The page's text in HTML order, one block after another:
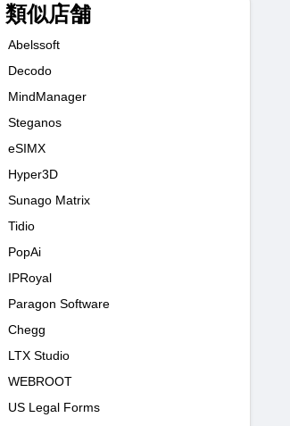
類似店舗
Abelssoft
Decodo
MindManager
Steganos
eSIMX
Hyper3D
Sunago Matrix
Tidio
PopAi
IPRoyal
Paragon Software
Chegg
LTX Studio
WEBROOT
US Legal Forms